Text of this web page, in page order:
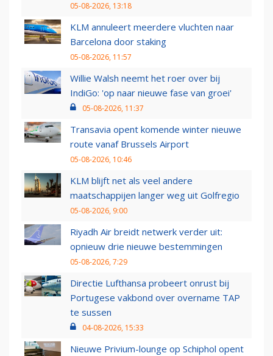
05-08-2026, 13:18
KLM annuleert meerdere vluchten naar
Barcelona door staking
05-08-2026, 11:57
Willie Walsh neemt het roer over bij
IndiGo: 'op naar nieuwe fase van groei'
05-08-2026, 11:37
Transavia opent komende winter nieuwe
route vanaf Brussels Airport
05-08-2026, 10:46
KLM blijft net als veel andere
maatschappijen langer weg uit Golfregio
05-08-2026, 9:00
Riyadh Air breidt netwerk verder uit:
opnieuw drie nieuwe bestemmingen
05-08-2026, 7:29
Directie Lufthansa probeert onrust bij
Portugese vakbond over overname TAP
te sussen
04-08-2026, 15:33
Nieuwe Privium-lounge op Schiphol opent